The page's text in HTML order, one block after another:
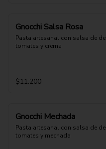
Gnocchi Salsa Rosa
Pasta artesanal con salsa de de
tomates y crema
$11.200
Gnocchi Mechada
Pasta artesanal con salsa de de
tomates y mechada